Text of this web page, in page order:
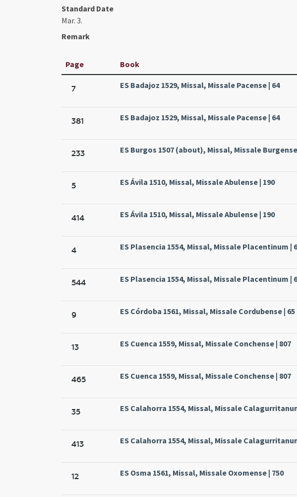
Standard Date
Mar. 3.
Remark
Page Book
7 ES Badajoz 1529, Missal, Missale Pacense | 64
381 ES Badajoz 1529, Missal, Missale Pacense | 64
233 ES Burgos 1507 (about), Missal, Missale
5 ES Ávila 1510, Missal, Missale Abulense | 190
414 ES Ávila 1510, Missal, Missale Abulense | 190
4 ES Plasencia 1554, Missal, Missale Placentinum |
544 ES Plasencia 1554, Missal, Missale Placentinum |
9 ES Córdoba 1561, Missal, Missale Cordubense | 65
13 ES Cuenca 1559, Missal, Missale Conchense | 807
465 ES Cuenca 1559, Missal, Missale Conchense | 807
35 ES Calahorra 1554, Missal, Missale
413 ES Calahorra 1554, Missal, Missale
12 ES Osma 1561, Missal, Missale Oxomense | 750